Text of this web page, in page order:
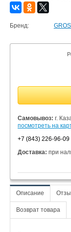
Бренд:
Самовывоз: г.
посмотреть на
+7 (843) 226-96-09
Доставка: при
Описание
Возврат товара